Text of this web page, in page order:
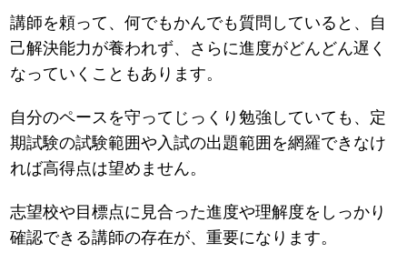
講師を頼って、何でもかんでも質問していると、自
己解決能力が養われず、さらに進度がどんどん遅く
なっていくこともあります。
自分のペースを守ってじっくり勉強していても、定
期試験の試験範囲や入試の出題範囲を網羅できなけ
れば高得点は望めません。
志望校や目標点に見合った進度や理解度をしっかり
確認できる講師の存在が、重要になります。